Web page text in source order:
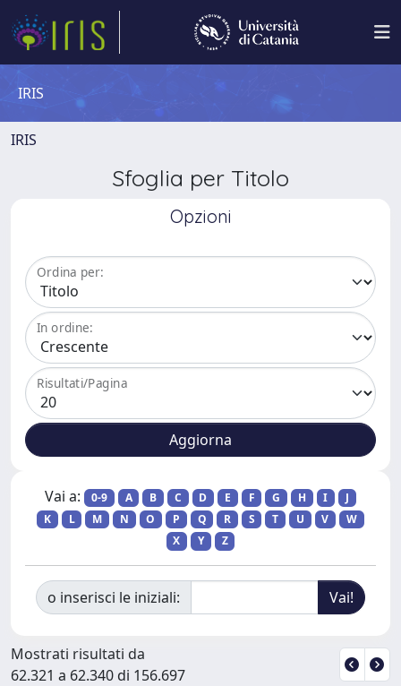
IRIS
IRIS
Sfoglia per Titolo
Opzioni
Ordina per:
In ordine:
Risultati/Pagina
Vai a: 0-9 A B C D E F G H I
J
K
L M N O P Q R S T U V
W
X
Y Z
o inserisci le iniziali:
Mostrati risultati da
62.321 a 62.340 di 156.697